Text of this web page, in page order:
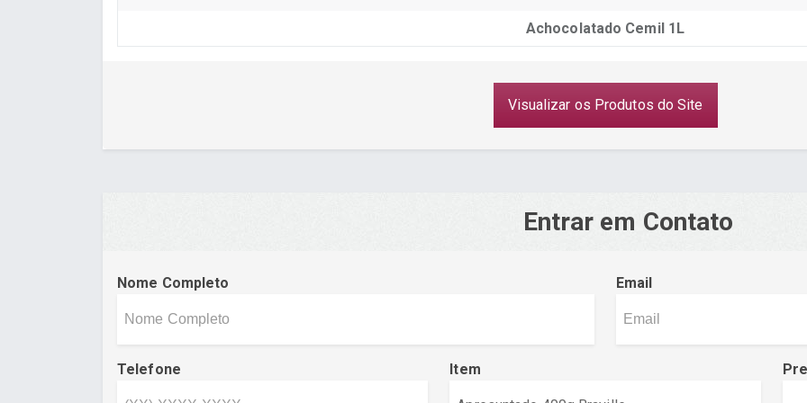
Achocolatado Cemil 1L
Visualizar os Produtos do Site
Entrar em Contato
Nome Completo Email
Telefone Item